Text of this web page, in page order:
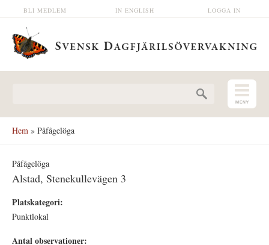
Hoppa till huvudinnehåll LOGGA IN
IN ENGLISH
BLI MEDLEM
Hem » Påfågelöga
Påfågelöga
Alstad, Stenekullevägen 3
Platskategori:
Punktlokal
Antal observationer: